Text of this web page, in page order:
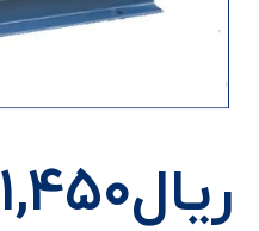
ریال۱,۴۵۰